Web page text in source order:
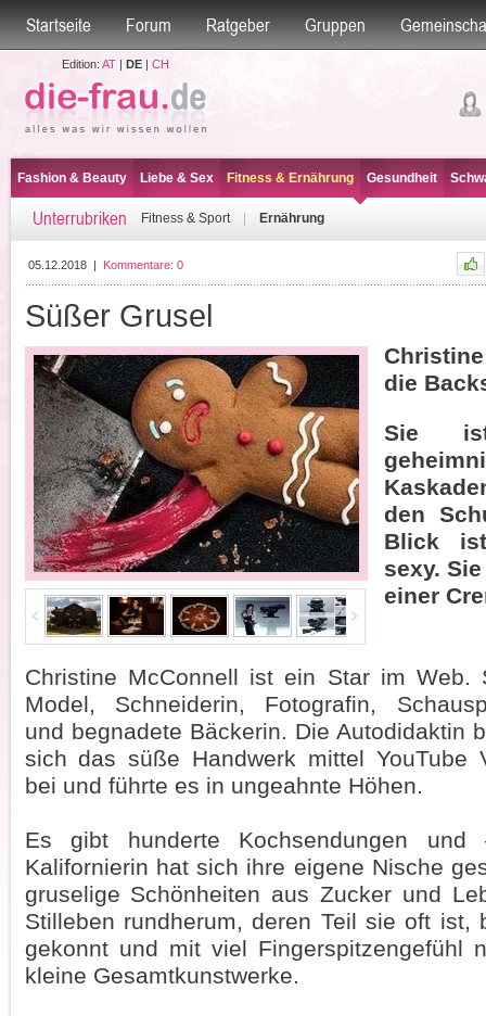
Startseite Forum Ratgeber Gruppen
Edition: AT| DE| CH
Fashion & Beauty Liebe & Sex Fitness & Ernährung Gesundheit
Unterrubriken Fitness & Sport| Ernährung
05.12.2018| Kommentare: 0
Süßer Grusel
die
Sie
den
Blick
sexy.
einer
Christine McConnell ist ein Star im Web.
Model, Schneiderin, Fotografin,
und begnadete Bäckerin. Die Autodidaktin
sich das süße Handwerk mittel YouTube
bei und führte es in ungeahnte Höhen.
Es gibt hunderte Kochsendungen und
Kalifornierin hat sich ihre eigene Nische
gruselige Schönheiten aus Zucker und
Stilleben rundherum, deren Teil sie oft ist,
gekonnt und mit viel Fingerspitzengefühl
kleine Gesamtkunstwerke.